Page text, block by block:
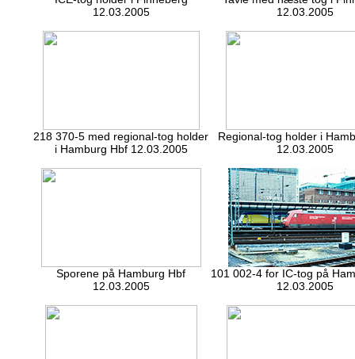
12.03.2005
12.03.2005
218 370-5 med regional-tog holder
i Hamburg Hbf 12.03.2005
Regional-tog holder i
12.03.2005
Sporene på Hamburg Hbf
12.03.2005
101 002-4 for IC-tog på
12.03.2005